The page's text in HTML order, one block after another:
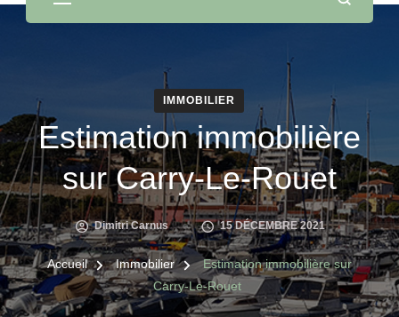
IMMOBILIER
Estimation immobilière
sur Carry-Le-Rouet
Dimitri Carnus 15 DÉCEMBRE 2021
Accueil Immobilier
Estimation immobilière sur
Carry-Le-Rouet